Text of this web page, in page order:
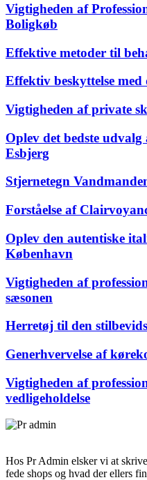
Vigtigheden af
Boligkøb
Effektive metoder til
Effektiv beskyttelse med
Vigtigheden af private
Oplev det bedste
Esbjerg
Stjernetegn
Forståelse af
Oplev den autentiske
København
Vigtigheden af
sæsonen
Herretøj til den
Generhvervelse af
Vigtigheden af
vedligeholdelse
Hos Pr Admin elsker vi at
fede shops og hvad der ellers